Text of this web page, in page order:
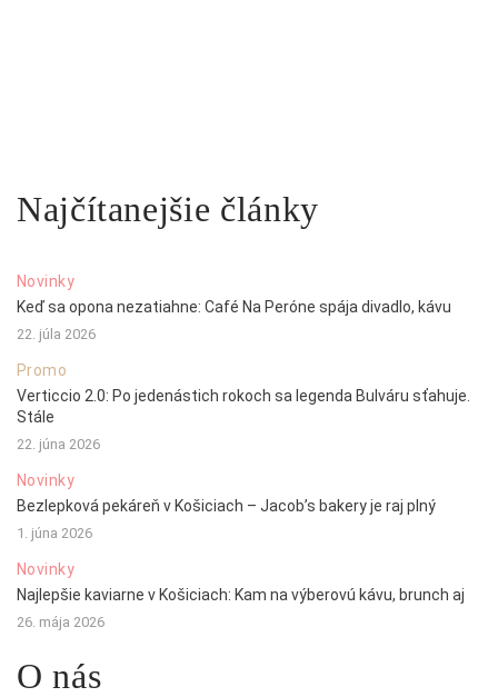
Najčítanejšie články
Novinky
Keď sa opona nezatiahne: Café Na Peróne spája divadlo, kávu
22. júla 2026
Promo
Verticcio 2.0: Po jedenástich rokoch sa legenda Bulváru sťahuje.
Stále
22. júna 2026
Novinky
Bezlepková pekáreň v Košiciach – Jacob’s bakery je raj plný
1. júna 2026
Novinky
Najlepšie kaviarne v Košiciach: Kam na výberovú kávu, brunch aj
26. mája 2026
O nás